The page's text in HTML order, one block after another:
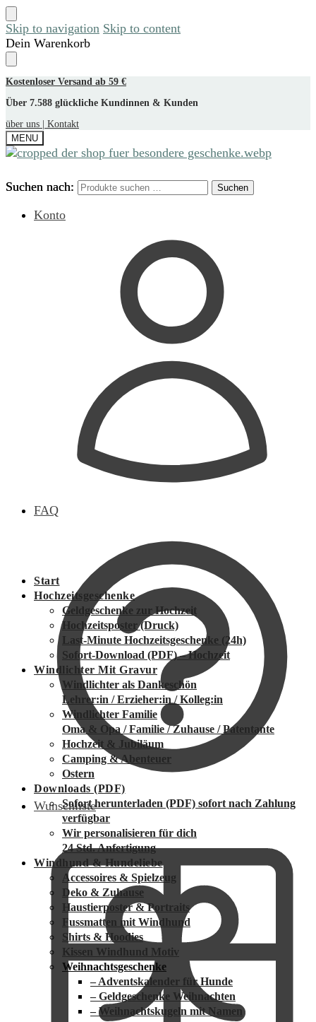
Skip to navigation Skip to content
Dein Warenkorb
Kostenloser Versand ab 59 €
Über 7.588 glückliche Kundinnen & Kunden
über uns |
Kontakt
MENU
Suchen nach: Suchen
Konto
FAQ
Wunschliste
Suchen nach: Suchen
Start
Hochzeitsgeschenke
Geldgeschenke zur Hochzeit
Hochzeitsposter (Druck)
Last-Minute Hochzeitsgeschenke (24h)
Sofort-Download (PDF) – Hochzeit
Windlichter Mit Gravur
Windlichter als Dankeschön
Lehrer:in / Erzieher:in / Kolleg:in
Windlichter Familie
Oma & Opa / Familie / Zuhause / Patentante
Hochzeit & Jubiläum
Camping & Abenteuer
Ostern
Downloads (PDF)
Sofort herunterladen (PDF) sofort nach Zahlung
verfügbar
Wir personalisieren für dich
24 Std. Anfertigung
Windhund & Hundeliebe
Accessoires & Spielzeug
Deko & Zuhause
Haustierposter & Portraits
Fussmatten mit Windhund
Shirts & Hoodies
Kissen Windhund Motiv
Weihnachtsgeschenke
– Adventskalender für Hunde
– Geldgeschenke Weihnachten
– Weihnachtskugeln mit Namen